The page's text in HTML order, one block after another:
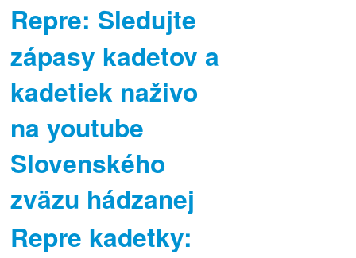
Repre: Sledujte
zápasy kadetov a
kadetiek naživo
na youtube
Slovenského
zväzu hádzanej
Repre kadetky: